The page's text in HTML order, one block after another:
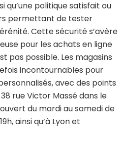
qu’une politique satisfait ou
permettant de tester
Cette sécurité s’avère
pour les achats en ligne
pas possible. Les magasins
incontournables pour
avec des points
rue Victor Massé dans le
du mardi au samedi de
ainsi qu’à Lyon et